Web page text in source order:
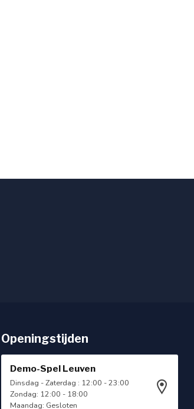
Openingstijden
Demo-Spel Leuven
Dinsdag - Zaterdag : 12:00 - 23:00
Zondag: 12:00 - 18:00
Maandag: Gesloten